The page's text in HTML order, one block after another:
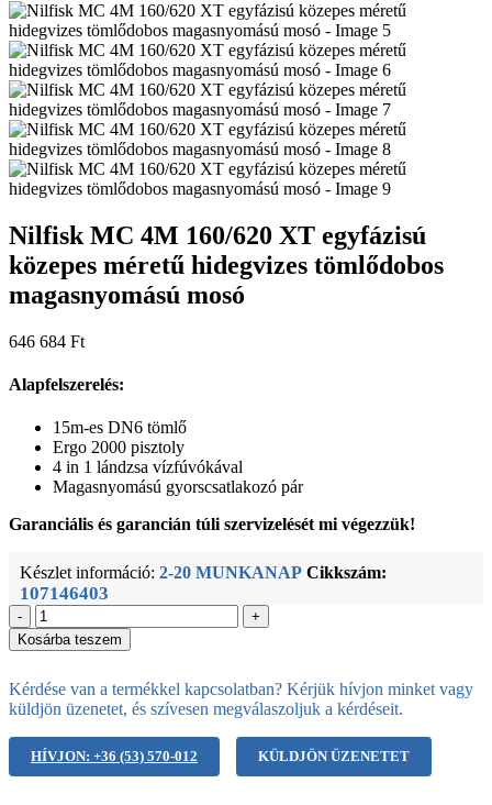
Nilfisk MC 4M 160/620 XT egyfázisú
közepes méretű hidegvizes tömlődobos
magasnyomású mosó
646 684 Ft
Alapfelszerelés:
15m-es DN6 tömlő
Ergo 2000 pisztoly
4 in 1 lándzsa vízfúvókával
Magasnyomású gyorscsatlakozó pár
Garanciális és garancián túli szervizelését mi végezzük!
Készlet információ: 2-20 MUNKANAP Cikkszám:
107146403
-
+
Kosárba teszem
Kérdése van a termékkel kapcsolatban? Kérjük hívjon minket vagy
küldjön üzenetet, és szívesen megválaszoljuk a kérdéseit.
HÍVJON: +36 (53) 570-012 KÜLDJÖN ÜZENETET